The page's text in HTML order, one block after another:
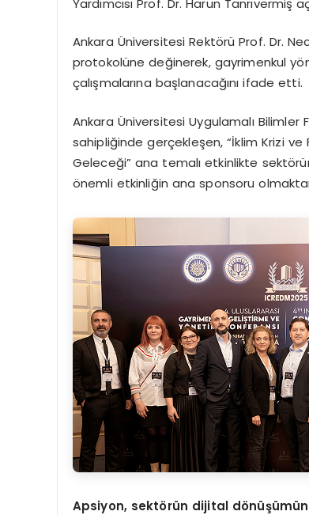
Yardımcısı Prof. Dr. Harun Tanrıvermiş
Ankara Üniversitesi Rektörü Prof. Dr.
protokolüne değinerek, gayrimenkul
çalışmalarına başlanacağını ifade etti.
Ankara Üniversitesi Uygulamalı
sahipliğinde gerçekleşen, “İklim Krizi ve
Geleceği” ana temalı etkinlikte
önemli etkinliğin ana sponsoru
Apsiyon, sektörün dijital dö